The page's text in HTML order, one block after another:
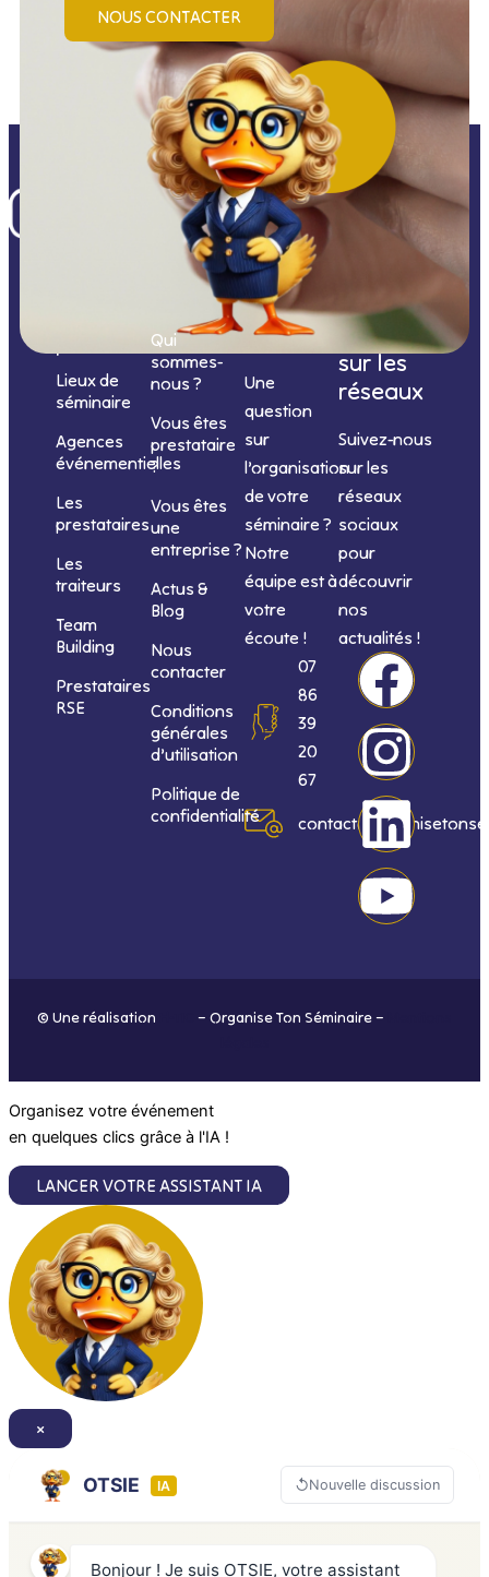
NOUS CONTACTER
prestations
Lieux de
séminaire
Agences
événementielles
Les
prestataires
Les
traiteurs
Team
Building
Prestataires
RSE
Informations
Qui
sommes-
nous ?
Vous êtes
prestataire
?
Vous êtes
une
entreprise ?
Actus &
Blog
Nous
contacter
Conditions
générales
d’utilisation
Politique de
confidentialité
Nous
contacter
Une
question
sur
l’organisation
de votre
séminaire ?
Notre
équipe est à
votre
écoute !
07
86
39
20
67
Nous
suivre
sur les
réseaux
Suivez-nous
sur les
réseaux
sociaux
pour
découvrir
nos
actualités !
F
a
c
e
b
I
n
s
t
a
L
i
n
k
e
Y
o
u
t
u
© Une réalisation – Organise Ton Séminaire –
Organisez votre événement
en quelques clics grâce à l'IA !
LANCER VOTRE ASSISTANT IA
×